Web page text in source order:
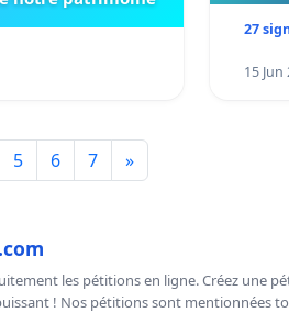
27
15 Jun
5 6 7 »
les pétitions en ligne. Créez une
! Nos pétitions sont mentionnées